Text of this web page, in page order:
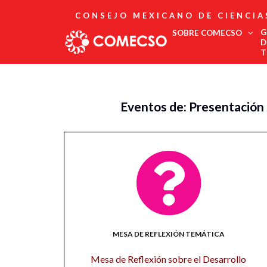
CONSEJO MEXICANO DE
SOBRE COMECSO
Directorio
Fundadores
Comité Editorial
Boletín
Eventos de:
MESA DE REFLEXIÓN TEMÁTICA
Mesa de Reflexión sobre el Desarrollo